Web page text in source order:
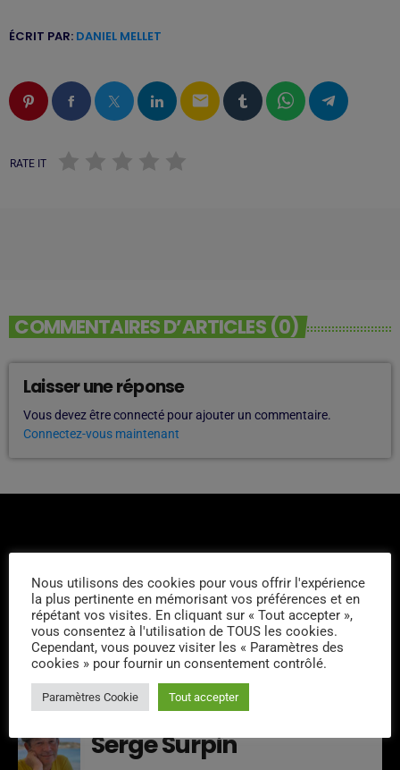
ÉCRIT PAR: DANIEL MELLET
email
RATE IT
COMMENTAIRES D’ARTICLES (0)
Laisser une réponse
Vous devez être connecté pour ajouter un commentaire.
Connectez-vous maintenant
L'ÉQUIPE
Quentin
Serge Surpin
Nous utilisons des cookies pour vous offrir l'expérience
la plus pertinente en mémorisant vos préférences et en
répétant vos visites. En cliquant sur « Tout accepter »,
vous consentez à l'utilisation de TOUS les cookies.
Cependant, vous pouvez visiter les « Paramètres des
cookies » pour fournir un consentement contrôlé.
Paramètres Cookie Tout accepter